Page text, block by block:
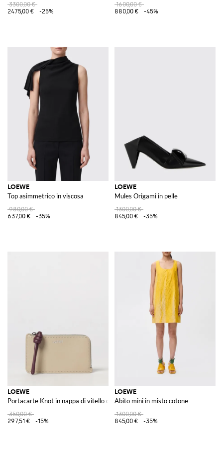
3300,00 €
2475,00 €
-25%
1600,00 €
880,00 €
-45%
LOEWE
Top asimmetrico in viscosa
980,00 €
637,00 €
-35%
LOEWE
Mules Origami in pelle
1300,00 €
845,00 €
-35%
LOEWE
Portacarte Knot in nappa di vitello con zip e logo laminato
350,00 €
297,51 €
-15%
LOEWE
Abito mini in misto cotone
1300,00 €
845,00 €
-35%